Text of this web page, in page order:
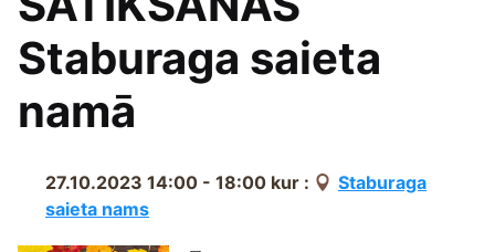
Staburaga saieta
namā
27.10.2023 14:00 - 18:00 kur :
Staburaga
saieta nams